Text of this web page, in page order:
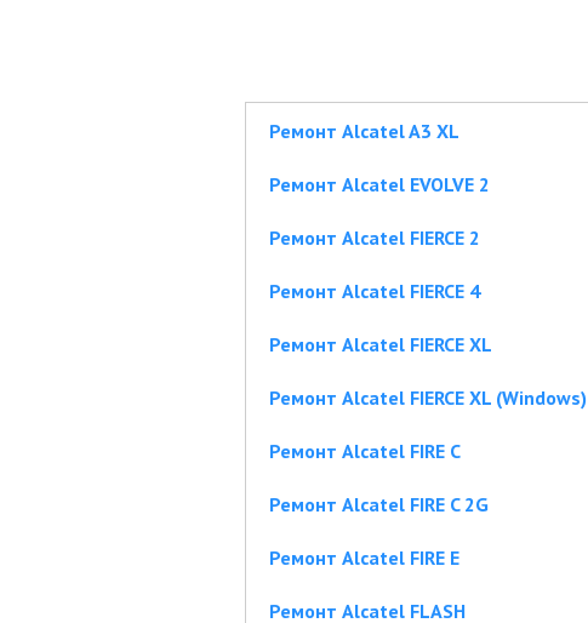
Ремонт Alcatel A3 XL
Ремонт Alcatel EVOLVE 2
Ремонт Alcatel FIERCE 2
Ремонт Alcatel FIERCE 4
Ремонт Alcatel FIERCE XL
Ремонт Alcatel FIERCE XL (Windows)
Ремонт Alcatel FIRE C
Ремонт Alcatel FIRE C 2G
Ремонт Alcatel FIRE E
Ремонт Alcatel FLASH